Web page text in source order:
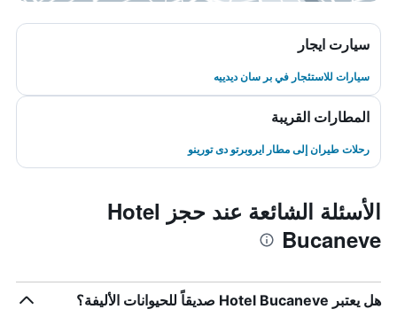
سيارت ايجار
سيارات للاستئجار في بر سان ديدييه
المطارات القريبة
رحلات طيران إلى مطار ايروبرتو دى تورينو
الأسئلة الشائعة عند حجز Hotel
Bucaneve
هل يعتبر Hotel Bucaneve صديقاً للحيوانات الأليفة؟